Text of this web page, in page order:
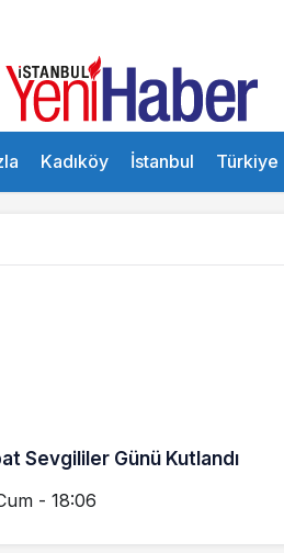
Kadıköy İstanbul Türkiye
Sevgililer Günü Kutlandı
- 18:06